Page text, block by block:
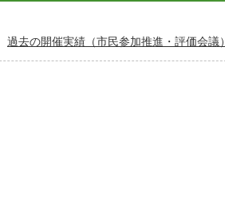
過去の開催実績（市民参加推進・評価会議）